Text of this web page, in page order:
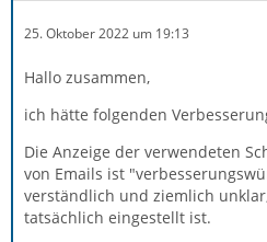
25. Oktober 2022 um 19:13
Hallo zusammen,
ich hätte folgenden
Die Anzeige der verwendeten
von Emails ist
verständlich und ziemlich
tatsächlich eingestellt ist.